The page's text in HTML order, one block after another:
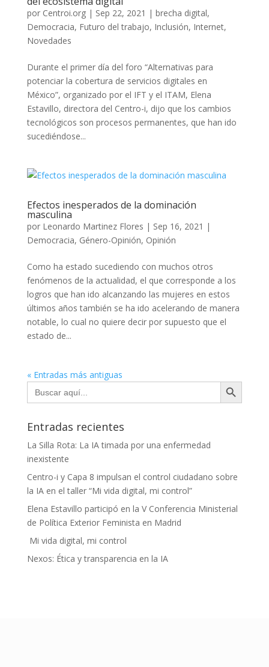
por Centroi.org| Sep 22, 2021 | brecha digital,
Democracia, Futuro del trabajo, Inclusión, Internet,
Novedades
Durante el primer día del foro “Alternativas para
potenciar la cobertura de servicios digitales en
México”, organizado por el IFT y el ITAM, Elena
Estavillo, directora del Centro-i, dijo que los cambios
tecnológicos son procesos permanentes, que han ido
sucediéndose...
Efectos inesperados de la dominación
masculina
por Leonardo Martinez Flores | Sep 16, 2021 |
Democracia, Género-Opinión, Opinión
Como ha estado sucediendo con muchos otros
fenómenos de la actualidad, el que corresponde a los
logros que han ido alcanzando las mujeres en estos
últimos años también se ha ido acelerando de manera
notable, lo cual no quiere decir por supuesto que el
estado de...
« Entradas más antiguas
Buscar:
Botón de búsqueda
Entradas recientes
La Silla Rota: La IA timada por una enfermedad
inexistente
Centro-i y Capa 8 impulsan el control ciudadano sobre
la IA en el taller “Mi vida digital, mi control”
Elena Estavillo participó en la V Conferencia Ministerial
de Política Exterior Feminista en Madrid
Mi vida digital, mi control
Nexos: Ética y transparencia en la IA